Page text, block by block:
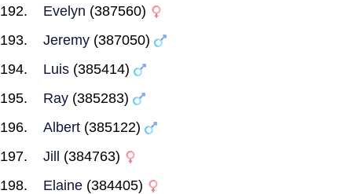
Evelyn (387560)
Jeremy (387050)
Luis (385414)
Ray (385283)
Albert (385122)
Jill
(384763)
Elaine (384405)